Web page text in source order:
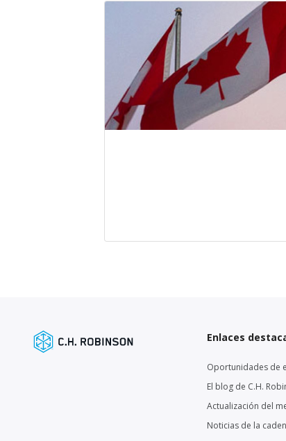
Enlaces
Oportunidades de
El blog de C.H.
Actualización del
Noticias de la